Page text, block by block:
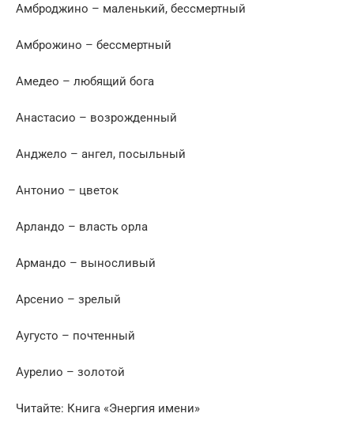
Амброджино – маленький, бессмертный
Амброжино – бессмертный
Амедео – любящий бога
Анастасио – возрожденный
Анджело – ангел, посыльный
Антонио – цветок
Арландо – власть орла
Армандо – выносливый
Арсенио – зрелый
Аугусто – почтенный
Аурелио – золотой
Читайте: Книга «Энергия имени»